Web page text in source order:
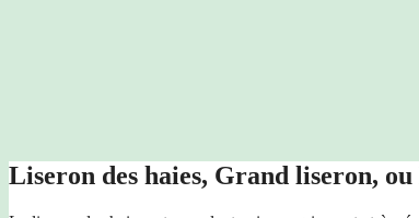
Liseron des haies, Grand liseron,